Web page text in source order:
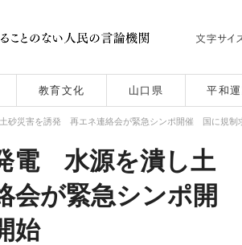
教育文化 山口県 平和
砂災害を誘発 再エネ連絡会が緊急シンポ開催 国に規制
電 水源を潰し土
が緊急シンポ開
始